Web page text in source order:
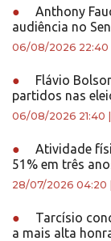
●
Anthony
audiência no
06/08/2026 22:40
●
Flávio
partidos nas
06/08/2026 21:40
●
Atividade
51% em três
28/07/2026 04:20
●
Tarcísio
a mais alta